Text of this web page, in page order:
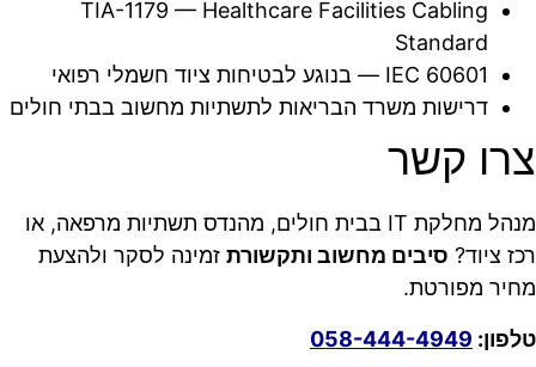
TIA-1179 — Healthcare Facilities Cabling
Standard
IEC 60601 — בנוגע לבטיחות ציוד חשמלי רפואי
דרישות משרד הבריאות לתשתיות מחשוב בבתי חולים
צרו קשר
מנהל מחלקת IT בבית חולים, מהנדס תשתיות מרפאה, או
רכז ציוד? סיבים מחשוב ותקשורת זמינה לסקר ולהצעת
מחיר מפורטת.
טלפון: 058-444-4949